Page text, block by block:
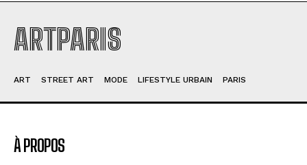
ARTPARIS
ART STREET ART MODE LIFESTYLE URBAIN PARIS
À PROPOS